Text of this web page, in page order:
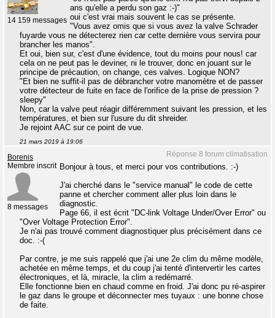
14 159 messages
ans qu'elle a perdu son gaz :-)"
oui c'est vrai mais souvent le cas se présente.
"Vous avez omis que si vous avez la valve Schrader
fuyarde vous ne détecterez rien car cette dernière vous servira pour
brancher les manos".
Et oui, bien sur, c'est d'une évidence, tout du moins pour nous! car
cela on ne peut pas le deviner, ni le trouver, donc en jouant sur le
principe de précaution, on change, ces valves. Logique NON?
"Et bien ne suffit-il pas de débrancher votre manomètre et de passer
votre détecteur de fuite en face de l'orifice de la prise de pression ?
sleepy"
Non, car la valve peut réagir différemment suivant les pression, et les
températures, et bien sur l'usure du dit shreider.
Je rejoint AAC sur ce point de vue.
21 mars 2019 à 19:06
Réponse 8 forum climatisation
Borenis
Membre inscrit
8 messages
Bonjour à tous, et merci pour vos contributions. :-)
J'ai cherché dans le "service manual" le code de cette
panne et chercher comment aller plus loin dans le
diagnostic.
Page 66, il est écrit "DC-link Voltage Under/Over Error" ou
"Over Voltage Protection Error".
Je n'ai pas trouvé comment diagnostiquer plus précisément dans ce
doc. :-(
Par contre, je me suis rappelé que j'ai une 2e clim du même modèle,
achetée en même temps, et du coup j'ai tenté d'intervertir les cartes
électroniques, et là, miracle, la clim a redémarré.
Elle fonctionne bien en chaud comme en froid. J'ai donc pu ré-aspirer
le gaz dans le groupe et déconnecter mes tuyaux : une bonne chose
de faite.